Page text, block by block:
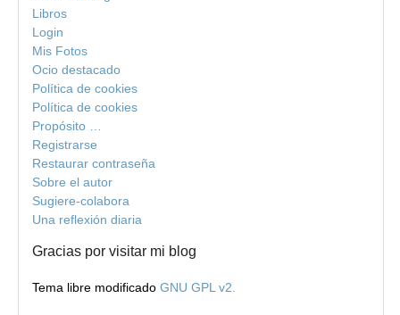
Libros
Login
Mis Fotos
Ocio destacado
Política de cookies
Política de cookies
Propósito …
Registrarse
Restaurar contraseña
Sobre el autor
Sugiere-colabora
Una reflexión diaria
Gracias por visitar mi blog
Tema libre modificado GNU GPL v2.